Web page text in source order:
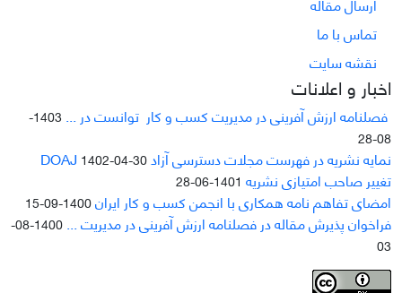
تماس با ما
نقشه سایت
اخبار و اعلانات
فصلنامه ارزش آفرینی در مدیریت کسب و کار توانست در ...
1403-
08-28
نمایه نشریه در فهرست مجلات دسترسی آزاد DOAJ1402-04-30
تغییر صاحب امتیازی نشریه 1401-06-28
امضای تفاهم نامه همکاری با انجمن کسب و کار ایران1400-09-15
فراخوان پذیرش مقاله در فصلنامه ارزش آفرینی در مدیریت ...
1400-08-
03